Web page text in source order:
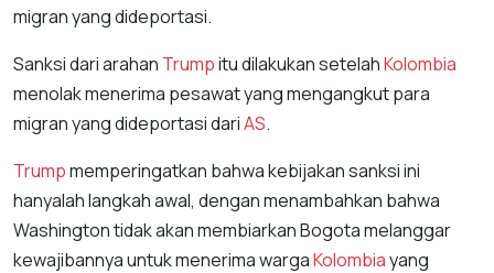
migran yang dideportasi.
Sanksi dari arahan Trumpitu dilakukan setelahKolombia
menolak menerima pesawat yang mengangkut para
migran yang dideportasi dariAS.
Trumpmemperingatkan bahwa kebijakan sanksi ini
hanyalah langkah awal, dengan menambahkan bahwa
Washington tidak akan membiarkan Bogota melanggar
kewajibannya untuk menerima wargaKolombiayang